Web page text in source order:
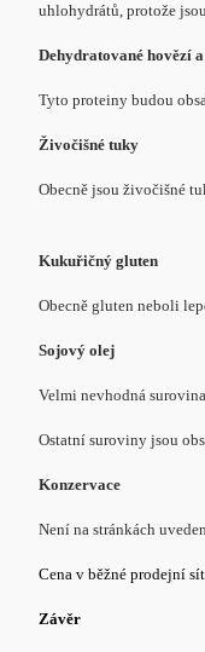
uhlohydrátů, protože
Dehydratované hovězí
Tyto proteiny budou
Živočišné tuky
Obecně jsou živočišné
Kukuřičný gluten
Obecně gluten neboli
Sojový olej
Velmi nevhodná
Ostatní suroviny jsou
Konzervace
Není na stránkách
Cena v běžné prodejní
Závěr